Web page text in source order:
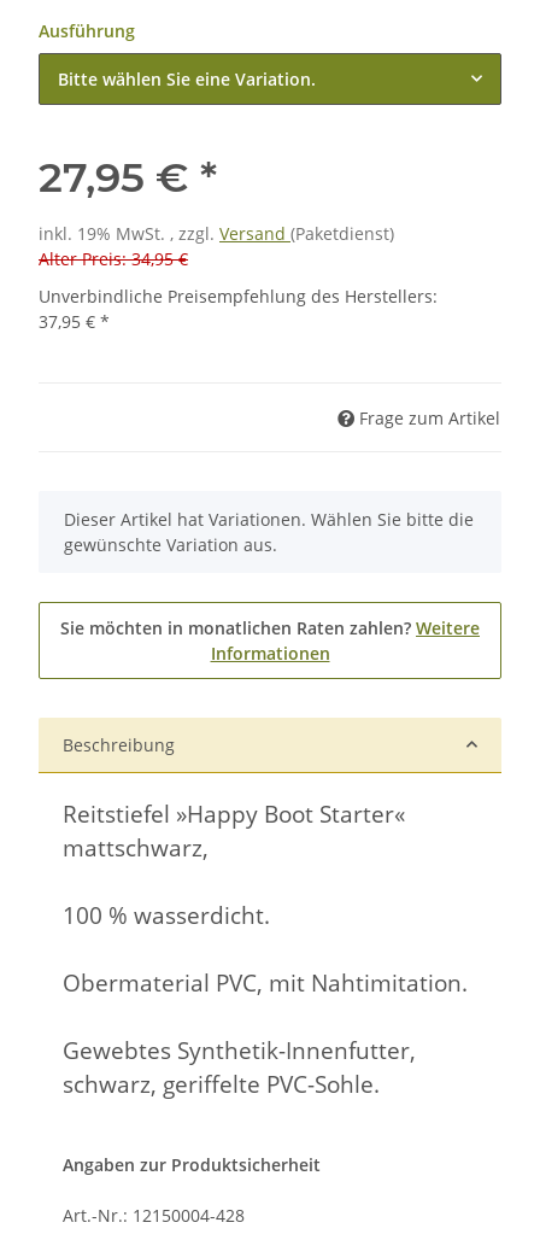
Ausführung
Bitte wählen Sie eine Variation.
27,95 € *
inkl. 19% MwSt. , zzgl. Versand (Paketdienst)
Alter Preis: 34,95 €
Unverbindliche Preisempfehlung des Herstellers:
37,95 € *
Frage zum Artikel
x
Dieser Artikel hat Variationen. Wählen Sie bitte die
gewünschte Variation aus.
Sie möchten in monatlichen Raten zahlen? Weitere
Informationen
Beschreibung
Reitstiefel »Happy Boot Starter«
mattschwarz,
100 % wasserdicht.
Obermaterial PVC, mit Nahtimitation.
Gewebtes Synthetik-Innenfutter,
schwarz, geriffelte PVC-Sohle.
Angaben zur Produktsicherheit
Art.-Nr.: 12150004-428